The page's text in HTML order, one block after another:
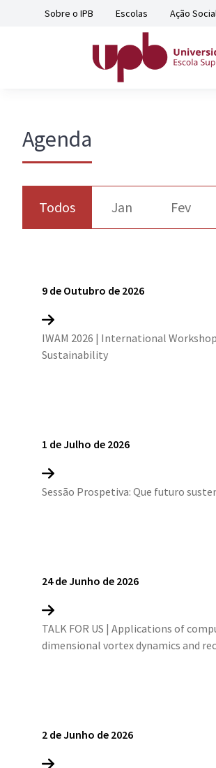
Sobre o IPB Escolas Ação
Agenda
Todos Jan Fev
9 de Outubro de 2026
IWAM 2026 | International
Sustainability
1 de Julho de 2026
Sessão Prospetiva: Que futuro
24 de Junho de 2026
TALK FOR US | Applications of
dimensional vortex dynamics and
2 de Junho de 2026